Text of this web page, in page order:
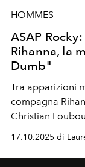
HOMMES
ASAP
Rihanna, la
Dumb"
Tra apparizioni
compagna
Christian
protagonista
imminente di
17.10.2025 di